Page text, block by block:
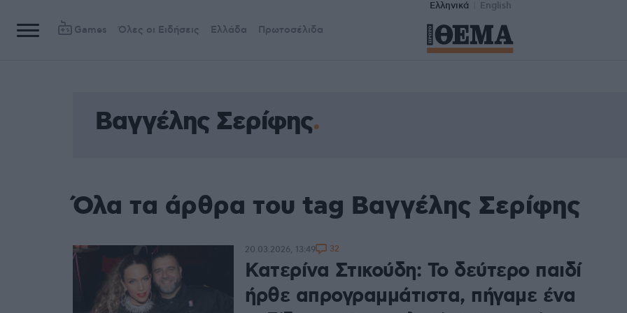
Ελληνικά English
Games Όλες οι Ειδήσεις Ελλάδα Πρωτοσέλιδα
Βαγγέλης Σερίφης
Όλα τα άρθρα του tag Βαγγέλης Σερίφης
Κατερίνα Στικούδη: Το δεύτερο παιδί
ήρθε απρογραμμάτιστα, πήγαμε ένα
20.03.2026, 13:49 32